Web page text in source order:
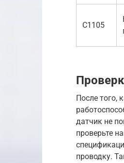
C1105
После того,
датчик не
проверьте
проводку.